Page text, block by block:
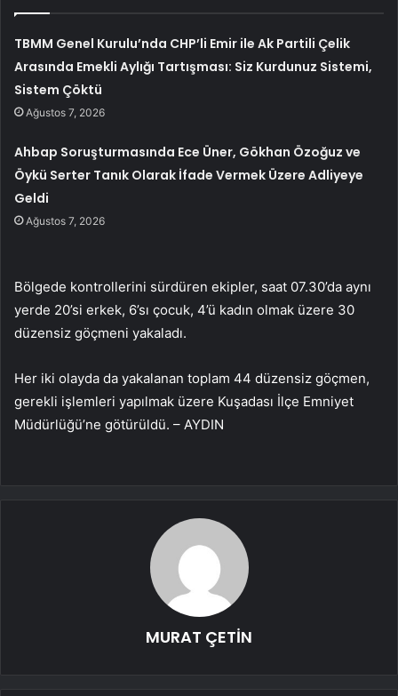
TBMM Genel Kurulu’nda CHP’li Emir ile Ak Partili Çelik
Arasında Emekli Aylığı Tartışması: Siz Kurdunuz Sistemi,
Sistem Çöktü
Ağustos 7, 2026
Ahbap Soruşturmasında Ece Üner, Gökhan Özoğuz ve
Öykü Serter Tanık Olarak İfade Vermek Üzere Adliyeye
Geldi
Ağustos 7, 2026
Bölgede kontrollerini sürdüren ekipler, saat 07.30’da aynı
yerde 20’si erkek, 6’sı çocuk, 4’ü kadın olmak üzere 30
düzensiz göçmeni yakaladı.
Her iki olayda da yakalanan toplam 44 düzensiz göçmen,
gerekli işlemleri yapılmak üzere Kuşadası İlçe Emniyet
Müdürlüğü’ne götürüldü. – AYDIN
MURAT ÇETİN